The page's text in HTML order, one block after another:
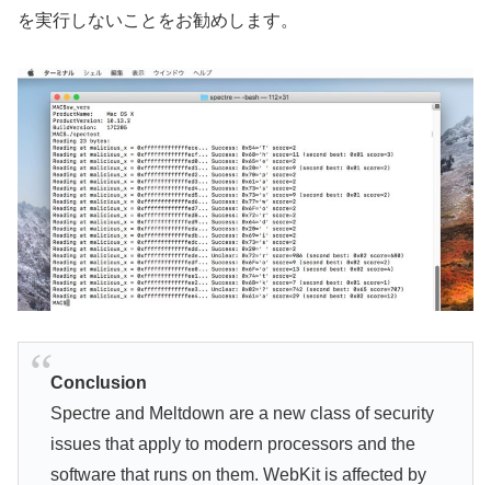
を実行しないことをお勧めします。
Conclusion
Spectre and Meltdown are a new class of security
issues that apply to modern processors and the
software that runs on them. WebKit is affected by